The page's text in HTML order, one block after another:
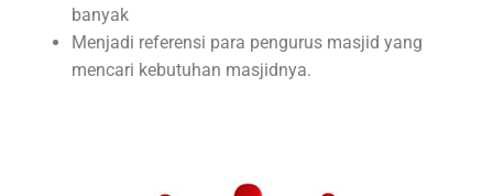
banyak
Menjadi referensi para pengurus masjid yang
mencari kebutuhan masjidnya.